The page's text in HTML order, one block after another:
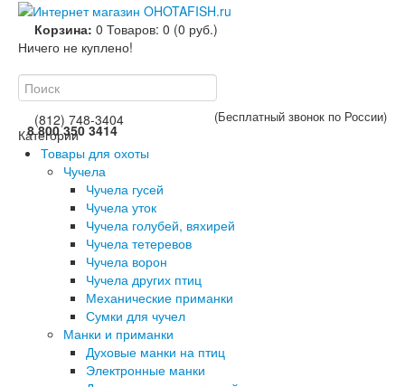
Корзина: 0 Товаров: 0 (0 руб.)
Ничего не куплено!
(812) 748-3404
8 800 350 3414
(Бесплатный звонок по России)
Категории
Товары для охоты
Чучела
Чучела гусей
Чучела уток
Чучела голубей, вяхирей
Чучела тетеревов
Чучела ворон
Чучела других птиц
Механические приманки
Сумки для чучел
Манки и приманки
Духовые манки на птиц
Электронные манки